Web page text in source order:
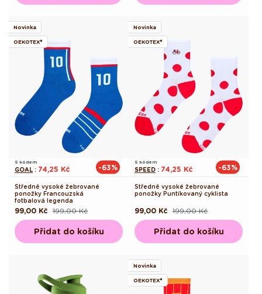
Novinka
OEKOTEX®
S kódem
GOAL : 74,25 Kč -63%
Středně vysoké žebrované
ponožky Francouzská
fotbalová legenda
Běžná
cena
199,00 Kč
Výprodejová
cena
99,00 Kč
Přidat do košíku
Novinka
OEKOTEX®
S kódem
SPEED : 74,25 Kč -63%
Středně vysoké žebrované
ponožky Puntíkovaný cyklista
Běžná
cena
199,00 Kč
Výprodejová
cena
99,00 Kč
Přidat do košíku
Novinka
OEKOTEX®